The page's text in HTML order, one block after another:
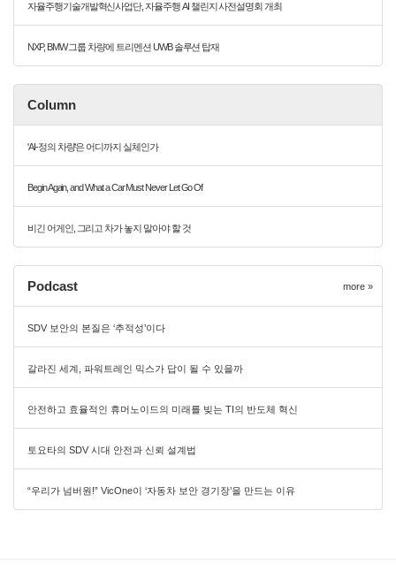
자율주행기술개발혁신사업단, 자율주행 AI 챌린지 사전설명회 개최
NXP, BMW 그룹 차량에 트리멘션 UWB 솔루션 탑재
Column
'AI-정의 차량'은 어디까지 실체인가
Begin Again, and What a Car Must Never Let Go Of
비긴 어게인, 그리고 차가 놓지 말아야 할 것
Podcast more »
SDV 보안의 본질은 ‘추적성’이다
갈라진 세계, 파워트레인 믹스가 답이 될 수 있을까
안전하고 효율적인 휴머노이드의 미래를 빚는 TI의 반도체 혁신
토요타의 SDV 시대 안전과 신뢰 설계법
“우리가 넘버원!” VicOne이 ‘자동차 보안 경기장’을 만드는 이유